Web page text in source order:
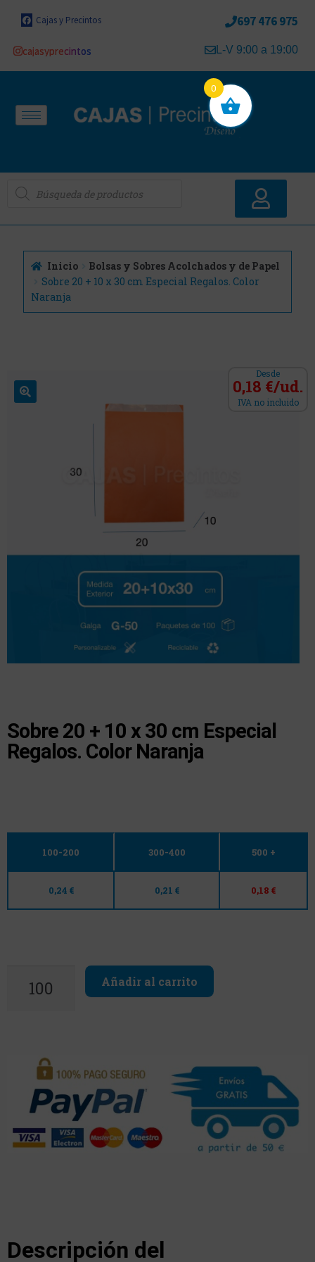
Cajas y Precintos
cajasyprecintos
697 476 975
L-V 9:00 a 19:00
Inicio
Bolsas y Sobres Acolchados y de Papel
Sobre 20 + 10 x 30 cm Especial Regalos. Color
Naranja
Desde
0,18 €/ud.
IVA no incluido
Sobre 20 + 10 x 30 cm Especial
Regalos. Color Naranja
100-200 300-400 500 +
0,24 € 0,21 € 0,18 €
Añadir al carrito
Descripción del
0